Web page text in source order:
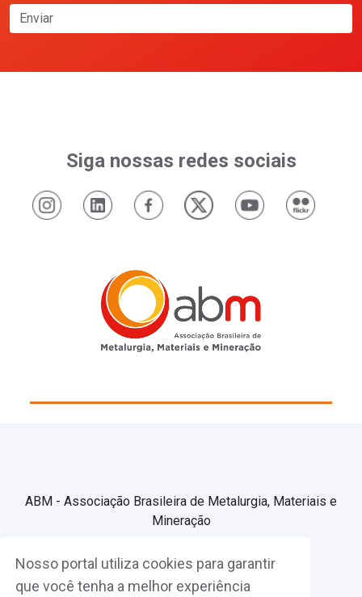
Nosso portal utiliza cookies para garantir
que você tenha a melhor experiência
Enviar
Siga nossas redes sociais
ABM - Associação Brasileira de Metalurgia, Materiais e
Mineração
Associe-se